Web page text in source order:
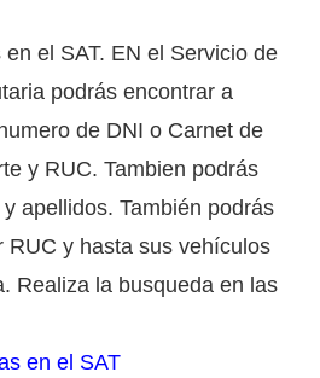
el SAT. EN el Servicio de
podrás encontrar a
de DNI o Carnet de
y RUC. Tambien podrás
apellidos. También podrás
RUC y hasta sus vehículos
Realiza la busqueda en las
en el SAT